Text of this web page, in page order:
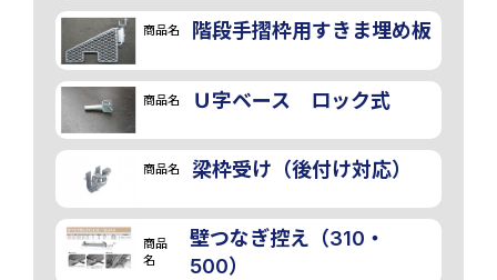
商品名 階段手摺枠用すきま埋め板
商品名 Ｕ字ベース ロック式
商品名 梁枠受け（後付け対応）
商品
名
壁つなぎ控え（310・
500）